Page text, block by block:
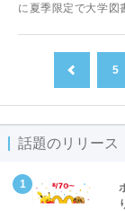
に夏季限定で大学図
5
話題のリリース